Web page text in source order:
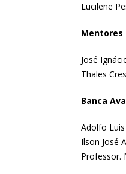
Lucilene
Mentores
José
Thales
Banca
Adolfo
Ilson José
Professor.